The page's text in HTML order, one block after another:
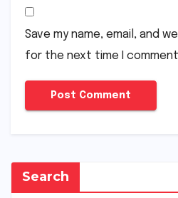
Save my name, email, and
for the next time I
Search